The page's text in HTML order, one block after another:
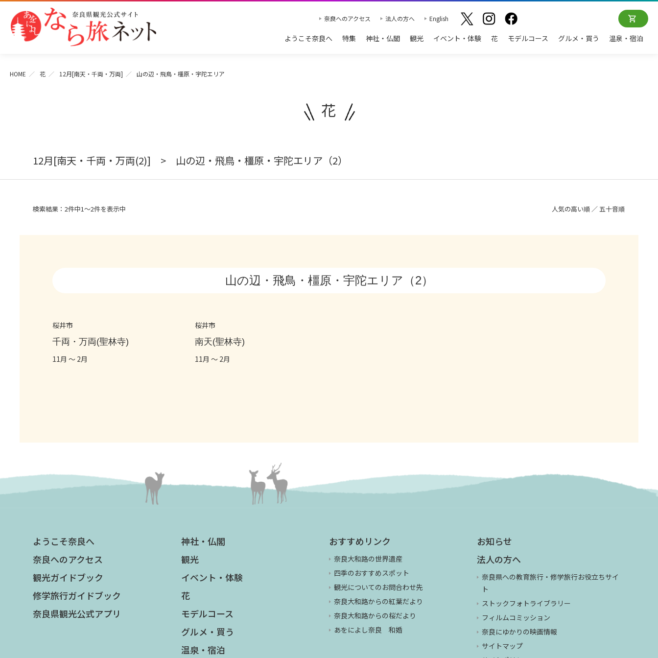
奈良へのアクセス 法人の方へ English
ようこそ奈良へ 特集 神社・仏閣 観光 イベント・体験 花 モデルコース グルメ・買う 温泉・宿泊
HOME 花 12月[南天・千両・万両] 山の辺・飛鳥・橿原・宇陀エリア
花
12月[南天・千両・万両(2)] > 山の辺・飛鳥・橿原・宇陀エリア（2）
検索結果：2件中1～2件を表示中 人気の高い順 ／五十音順
山の辺・飛鳥・橿原・宇陀エリア（2）
桜井市
千両・万両(聖林寺)
11月 ～ 2月
桜井市
南天(聖林寺)
11月 ～ 2月
ようこそ奈良へ
奈良へのアクセス
観光ガイドブック
修学旅行ガイドブック
奈良県観光公式アプリ
神社・仏閣
観光
イベント・体験
花
モデルコース
グルメ・買う
温泉・宿泊
おすすめリンク
奈良大和路の世界遺産
四季のおすすめスポット
観光についてのお問合わせ先
奈良大和路からの紅葉だより
奈良大和路からの桜だより
あをによし奈良 和婚
お知らせ
法人の方へ
奈良県への教育旅行・修学旅行お役立ちサイ
ト
ストックフォトライブラリー
フィルムコミッション
奈良にゆかりの映画情報
サイトマップ